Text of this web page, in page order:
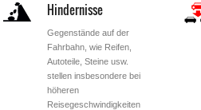
Hindernisse
Gegenstände auf der
Fahrbahn, wie Reifen,
Autoteile, Steine usw.
stellen insbesondere bei
höheren
Reisegeschwindigkeiten